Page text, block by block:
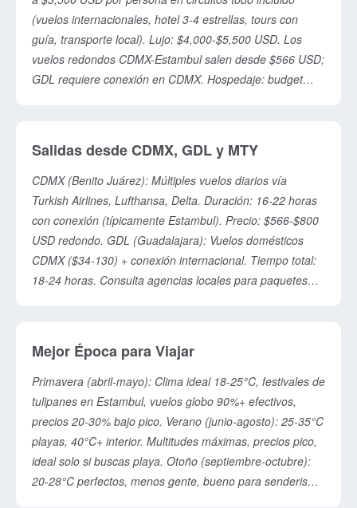
(vuelos internacionales, hotel 3-4 estrellas, tours con
guía, transporte local). Lujo: $4,000-$5,500 USD. Los
vuelos redondos CDMX-Estambul salen desde $566 USD;
GDL requiere conexión en CDMX. Hospedaje: budget
Occidental. Moneda: Lira Turca (TRY); USD y EUR se
aceptan ampliamente.
Salidas desde CDMX, GDL y MTY
CDMX (Benito Juárez): Múltiples vuelos diarios vía
Turkish Airlines, Lufthansa, Delta. Duración: 16-22 horas
con conexión (típicamente Estambul). Precio: $566-$800
USD redondo. GDL (Guadalajara): Vuelos domésticos
CDMX ($34-130) + conexión internacional. Tiempo total:
18-24 horas. Consulta agencias locales para paquetes
antes, descansar, y partir al día siguiente. Las agencias
de viajes ofrecen paquetes "salida garantizada" con
fechas fijas.
Mejor Época para Viajar
Primavera (abril-mayo): Clima ideal 18-25°C, festivales de
tulipanes en Estambul, vuelos globo 90%+ efectivos,
precios 20-30% bajo pico. Verano (junio-agosto): 25-35°C
playas, 40°C+ interior. Multitudes máximas, precios pico,
ideal solo si buscas playa. Otoño (septiembre-octubre):
20-28°C perfectos, menos gente, bueno para senderismo